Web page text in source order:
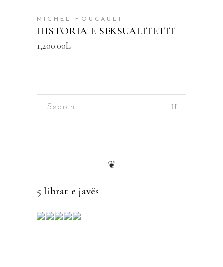
MICHEL FOUCAULT
HISTORIA E SEKSUALITETIT
1,200.00L
Search
❦
5 librat e javës